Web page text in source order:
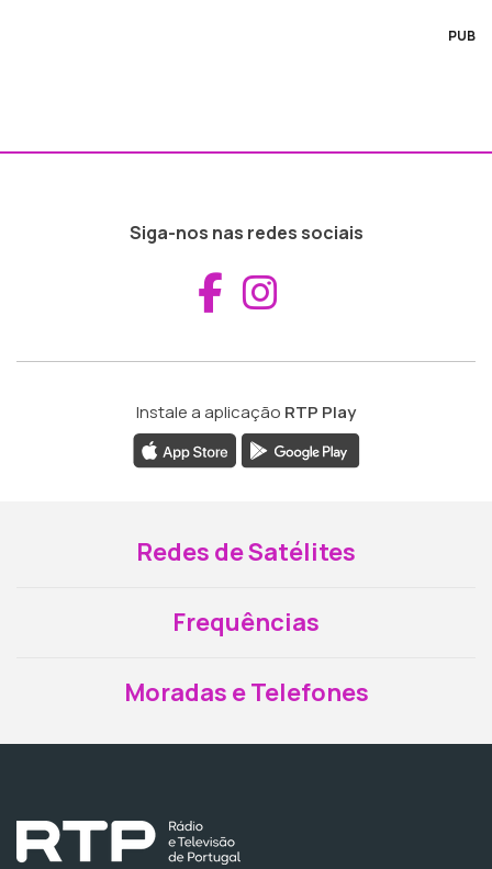
PUB
Siga-nos nas redes sociais
Aceder ao
Instale a aplicação RTP Play
Redes de Satélites
Frequências
Moradas e Telefones